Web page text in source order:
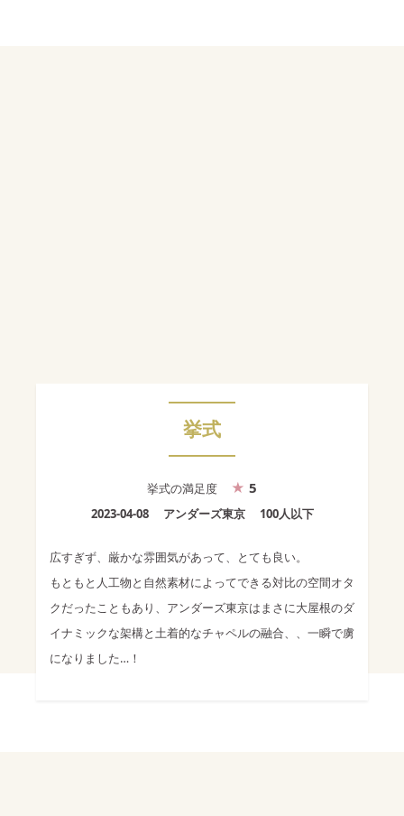
挙式
挙式の満足度 5
2023-04-08 アンダーズ東京 100人以下
広すぎず、厳かな雰囲気があって、とても良い。
もともと人工物と自然素材によってできる対比の空間オタ
クだったこともあり、アンダーズ東京はまさに大屋根のダ
イナミックな架構と土着的なチャペルの融合、、一瞬で虜
になりました…！